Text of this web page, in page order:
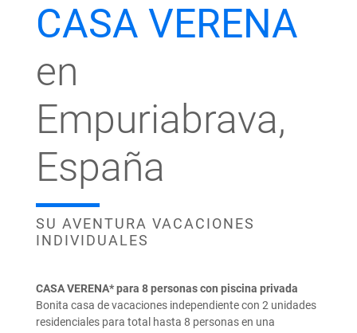
CASA VERENA
en
Empuriabrava,
España
SU AVENTURA VACACIONES
INDIVIDUALES
CASA VERENA* para 8 personas con piscina privada
Bonita casa de vacaciones independiente con 2 unidades
residenciales para total hasta 8 personas en una